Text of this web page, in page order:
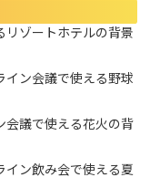
リゾートホテルの背景
イン会議で使える野球
会議で使える花火の背
イン飲み会で使える夏